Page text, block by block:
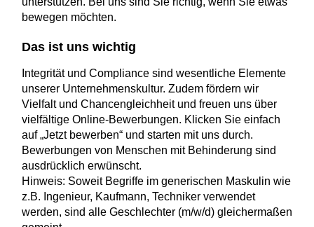
bewegen möchten.
Das ist uns wichtig
Integrität und Compliance sind wesentliche Elemente
unserer Unternehmenskultur. Zudem fördern wir
Vielfalt und Chancengleichheit und freuen uns über
vielfältige Online-Bewerbungen. Klicken Sie einfach
auf „Jetzt bewerben“ und starten mit uns durch.
Bewerbungen von Menschen mit Behinderung sind
ausdrücklich erwünscht.
Hinweis: Soweit Begriffe im generischen Maskulin wie
z.B. Ingenieur, Kaufmann, Techniker verwendet
werden, sind alle Geschlechter (m/w/d) gleichermaßen